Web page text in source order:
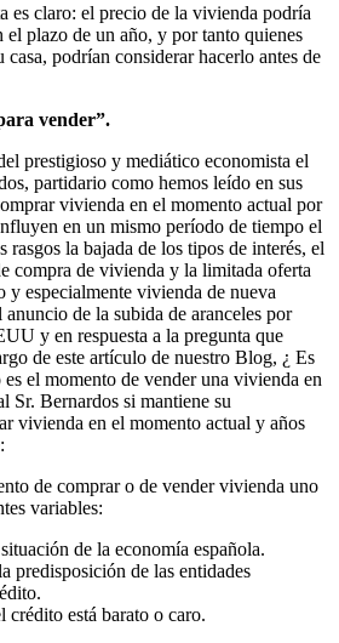
es claro: el precio de la vivienda podría
el plazo de un año, y por tanto quienes
casa, podrían considerar hacerlo antes de
vender”.
prestigioso y mediático economista el
partidario como hemos leído en sus
vivienda en el momento actual por
en un mismo período de tiempo el
rasgos la bajada de los tipos de interés, el
compra de vivienda y la limitada oferta
y especialmente vivienda de nueva
de la subida de aranceles por
y en respuesta a la pregunta que
de este artículo de nuestro Blog, ¿ Es
el momento de vender una vivienda en
Sr. Bernardos si mantiene su
vivienda en el momento actual y años
de comprar o de vender vivienda uno
variables:
de la economía española.
predisposición de las entidades
crédito está barato o caro.